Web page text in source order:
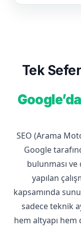
Tek
SEO (Arama
Google
bulunması
yapılan
kapsamında
sadece teknik
hem altyapı hem